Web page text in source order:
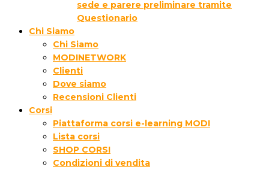
sede e parere preliminare tramite
Questionario
Chi Siamo
Chi Siamo
MODINETWORK
Clienti
Dove siamo
Recensioni Clienti
Corsi
Piattaforma corsi e-learning MODI
Lista corsi
SHOP CORSI
Condizioni di vendita